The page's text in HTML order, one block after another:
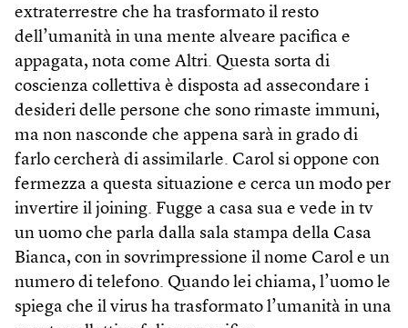
extraterrestre che ha trasformato il resto
dell’umanità in una mente alveare pacifica e
appagata, nota come Altri. Questa sorta di
coscienza collettiva è disposta ad assecondare i
desideri delle persone che sono rimaste immuni,
ma non nasconde che appena sarà in grado di
farlo cercherà di assimilarle. Carol si oppone con
fermezza a questa situazione e cerca un modo per
invertire il join­ing. Fugge a casa sua e vede in tv
un uomo che parla dalla sala stampa della Casa
Bianca, con in sovrimpressione il nome Carol e un
numero di telefono. Quando lei chiama, l’uomo le
spiega che il virus ha trasformato l’umanità in una